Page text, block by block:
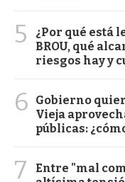
5
¿Por qué está
BROU, qué
riesgos hay y
6
Gobierno
Vieja
públicas:
7
Entre "mal